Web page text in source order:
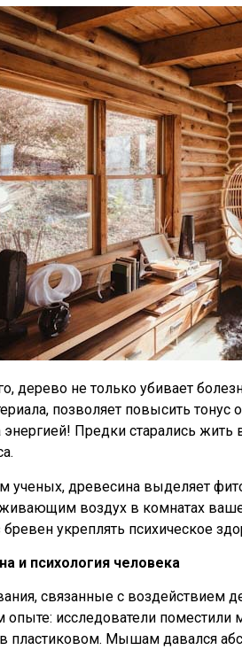
дерево не только убивает
позволяет повысить
энергией! Предки старались
ученых, древесина выделяет
воздух в комнатах
укреплять психическое
и психология человека
связанные с воздействием
опыте: исследователи
пластиковом. Мышам давался